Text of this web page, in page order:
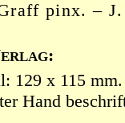
pinx. – J.
ERLAG:
129 x 115
Hand